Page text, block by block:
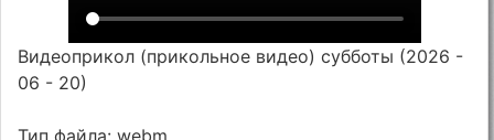
Видеоприкол (прикольное видео) субботы (2026 -
06 - 20)
Тип файла: webm